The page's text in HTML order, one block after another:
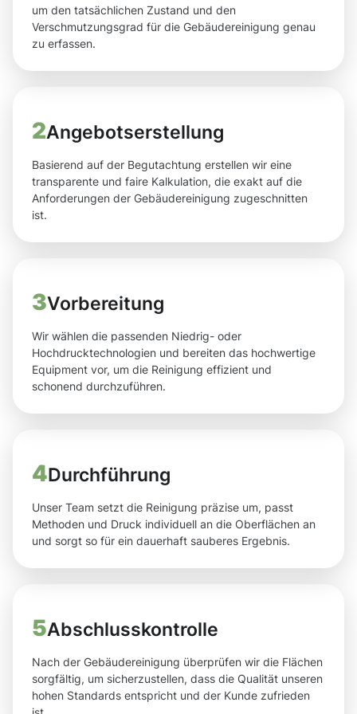
um den tatsächlichen Zustand und den
Verschmutzungsgrad für die Gebäudereinigung genau
zu erfassen.
2Angebotserstellung
Basierend auf der Begutachtung erstellen wir eine
transparente und faire Kalkulation, die exakt auf die
Anforderungen der Gebäudereinigung zugeschnitten
ist.
3Vorbereitung
Wir wählen die passenden Niedrig- oder
Hochdrucktechnologien und bereiten das hochwertige
Equipment vor, um die Reinigung effizient und
schonend durchzuführen.
4Durchführung
Unser Team setzt die Reinigung präzise um, passt
Methoden und Druck individuell an die Oberflächen an
und sorgt so für ein dauerhaft sauberes Ergebnis.
5Abschlusskontrolle
Nach der Gebäudereinigung überprüfen wir die Flächen
sorgfältig, um sicherzustellen, dass die Qualität unseren
hohen Standards entspricht und der Kunde zufrieden